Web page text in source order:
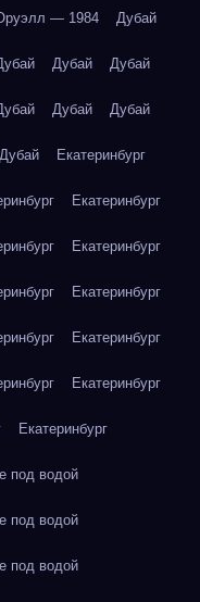
— 1984 Дубай
Дубай Дубай
Дубай Дубай
Дубай Екатеринбург
Екатеринбург
Екатеринбург
Екатеринбург
Екатеринбург
Екатеринбург
Екатеринбург
под водой
под водой
под водой